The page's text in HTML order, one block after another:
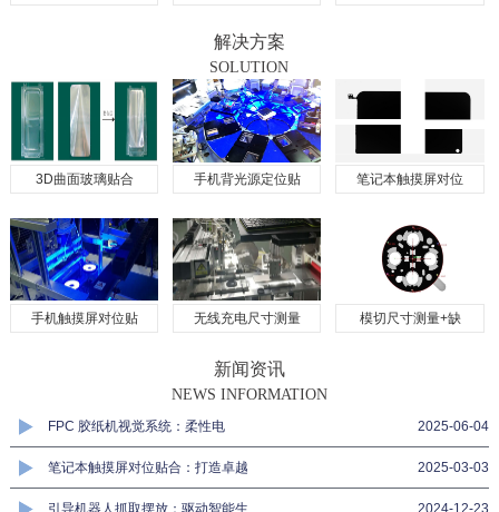
解决方案
SOLUTION
3D曲面玻璃贴合 手机背光源定位贴 笔记本触摸屏对位
手机触摸屏对位贴 无线充电尺寸测量 模切尺寸测量+缺
新闻资讯
NEWS INFORMATION
FPC 胶纸机视觉系统：柔性电 2025-06-04
笔记本触摸屏对位贴合：打造卓越 2025-03-03
引导机器人抓取摆放：驱动智能生 2024-12-23